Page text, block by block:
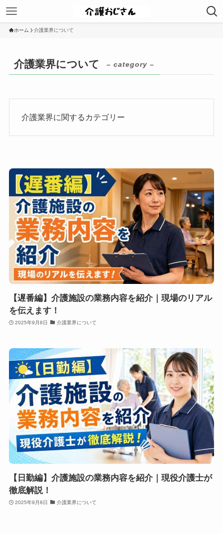
ホーム 介護業界について
介護業界について – category –
介護業界に関するカテゴリー
【遅番編】介護施設の業務内容を紹介｜現場のリアル
を伝えます！
2025年9月8日 介護業界について
【日勤編】介護施設の業務内容を紹介｜現役介護士が
徹底解説！
2025年9月8日 介護業界について